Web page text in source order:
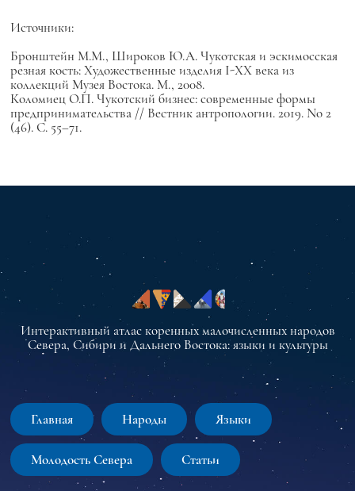
Источники:
Бронштейн М.М., Широков Ю.А. Чукотская и эскимосская
резная кость: Художественные изделия I-XX века из
коллекций Музея Востока. М., 2008.
Коломиец О.П. Чукотский бизнес: современные формы
предпринимательства // Вестник антропологии. 2019. No 2
(46). С. 55–71.
Интерактивный атлас коренных малочисленных народов
Севера, Сибири и Дальнего Востока: языки и культуры
Главная Народы Языки
Молодость Севера Статьи